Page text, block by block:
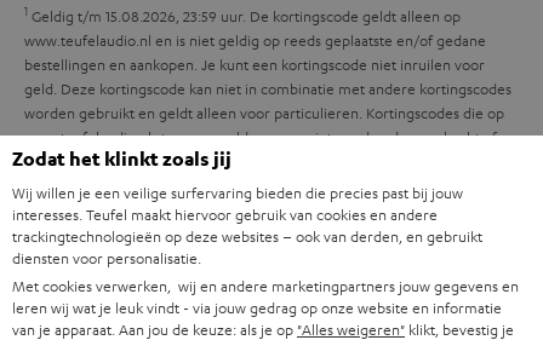
r
m
a
t
i
e
1 Geldig t/m 15.08.2026, 23:59 uur. De kortingscode geldt alleen op
www.teufelaudio.nl en is niet geldig op reeds geplaatste en/of gedane
bestellingen en aankopen. Je kunt een kortingscode niet inruilen voor
geld. Deze kortingscode kan niet in combinatie met andere kortingscodes
worden gebruikt en geldt alleen voor particulieren. Kortingscodes die op
www.teufelaudio.nl staan vermeld, mogen niet worden doorverkocht of
gepubliceerd worden door derden zonder schriftelijke toestemming van
Lautsprecher Teufel GmbH. Voor de exacte voorwaarden verwijzen wij je
naar deAlgemene Voorwaarden.
Zodat het klinkt zoals jij
Wij willen je een veilige surfervaring bieden die precies past bij jouw
interesses. Teufel maakt hiervoor gebruik van cookies en andere
trackingtechnologieën op deze websites – ook van derden, en gebruikt
diensten voor personalisatie.
Met cookies verwerken, wij en andere marketingpartners jouw gegevens en
leren wij wat je leuk vindt - via jouw gedrag op onze website en informatie
van je apparaat. Aan jou de keuze: als je op "Alles weigeren" klikt, bevestig je